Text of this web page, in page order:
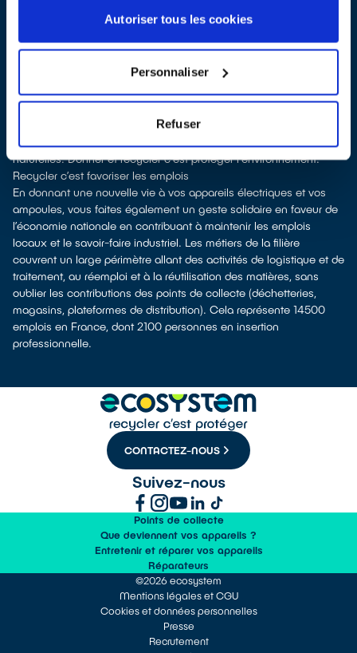
Autoriser tous les cookies
Personnaliser
Refuser
ressources naturelles
La fabrication d’appareils électriques neufs est génératrice de
appareil permet d’éviter la production de nouveaux produits en
alimentant le marché de l'occasion. Le recyclage permet d'éviter
l'extraction de matières premières brutes, leur transformation et
leur transport, en utilisant à la place des matières recyclées, ce
qui génère moins de pollution et préserve nos ressources
naturelles. Donner et recycler c'est protéger l'environnement.
Recycler c’est favoriser les emplois
En donnant une nouvelle vie à vos appareils électriques et vos
ampoules, vous faites également un geste solidaire en faveur de
l’économie nationale en contribuant à maintenir les emplois
locaux et le savoir-faire industriel. Les métiers de la filière
couvrent un large périmètre allant des activités de logistique et de
traitement, au réemploi et à la réutilisation des matières, sans
oublier les contributions des points de collecte (déchetteries,
magasins, plateformes de distribution). Cela représente 14500
emplois en France, dont 2100 personnes en insertion
professionnelle.
CONTACTEZ-NOUS
Suivez-nous
Points de collecte
Que deviennent vos appareils ?
Entretenir et réparer vos appareils
Réparateurs
©2026 ecosystem
Mentions légales et CGU
Cookies et données personnelles
Presse
Recrutement